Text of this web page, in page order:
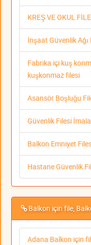
KREŞ VE OKUL
İnşaat Güvenlik
Fabrika içi kuş
kuşkonmaz filesi
Asansör Boşluğu
Güvenlik Filesi
Balkon Emniyet
Hastane Güvenlik
Balkon için file,
Adana Balkon için